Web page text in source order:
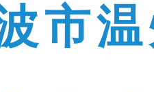
市